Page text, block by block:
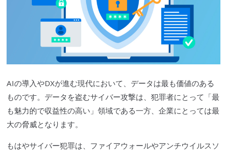
AIの導入やDXが進む現代において、データは最も価値のある
ものです。データを盗むサイバー攻撃は、犯罪者にとって「最
も魅力的で収益性の高い」領域である一方、企業にとっては最
大の脅威となります。
もはやサイバー犯罪は、ファイアウォールやアンチウイルスソ